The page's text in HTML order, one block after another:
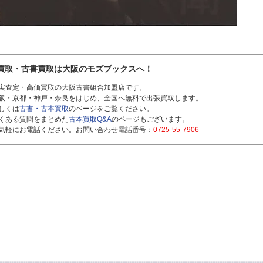
取・古書買取は大阪のモズブックスへ！
査定・高価買取の大阪古書組合加盟店です。
・京都・神戸・奈良をはじめ、全国へ無料で出張買取します。
くは古書・古本買取のページをご覧ください。
ある質問をまとめた古本買取Q&Aのページもございます。
軽にお電話ください。お問い合わせ電話番号： 0725-55-7906